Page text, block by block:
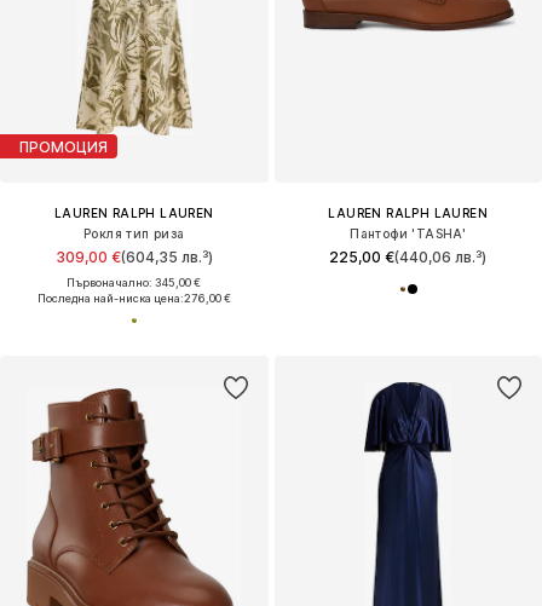
ПРОМОЦИЯ
LAUREN RALPH LAUREN
Рокля тип риза
309,00 €(604,35 лв.³)
Първоначално: 345,00 €
Последна най-ниска цена:276,00 €
LAUREN RALPH LAUREN
Пантофи 'TASHA'
225,00 €(440,06 лв.³)